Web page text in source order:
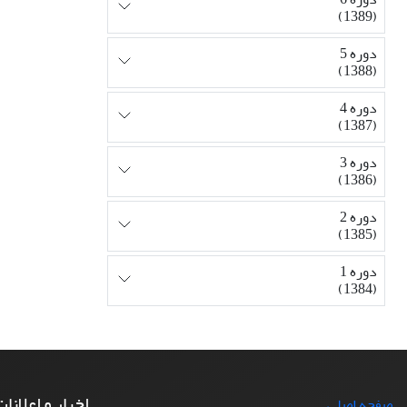
(1389)
دوره 5
(1388)
دوره 4
(1387)
دوره 3
(1386)
دوره 2
(1385)
دوره 1
(1384)